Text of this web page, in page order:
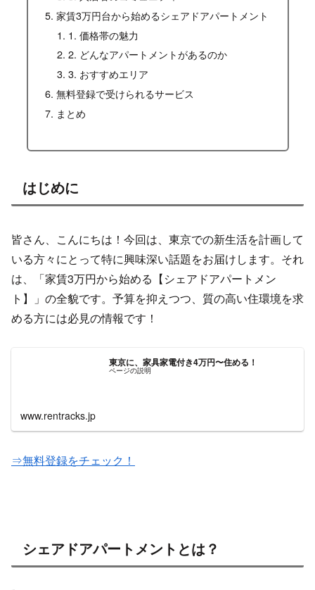
家賃3万円台から始めるシェアドアパートメント
1. 価格帯の魅力
2. どんなアパートメントがあるのか
3. おすすめエリア
無料登録で受けられるサービス
まとめ
はじめに
皆さん、こんにちは！今回は、東京での新生活を計画して
いる方々にとって特に興味深い話題をお届けします。それ
は、「家賃3万円から始める【シェアドアパートメン
ト】」の全貌です。予算を抑えつつ、質の高い住環境を求
める方には必見の情報です！
東京に、家具家電付き4万円〜住める！
ページの説明
www.rentracks.jp
⇒無料登録をチェック！
シェアドアパートメントとは？